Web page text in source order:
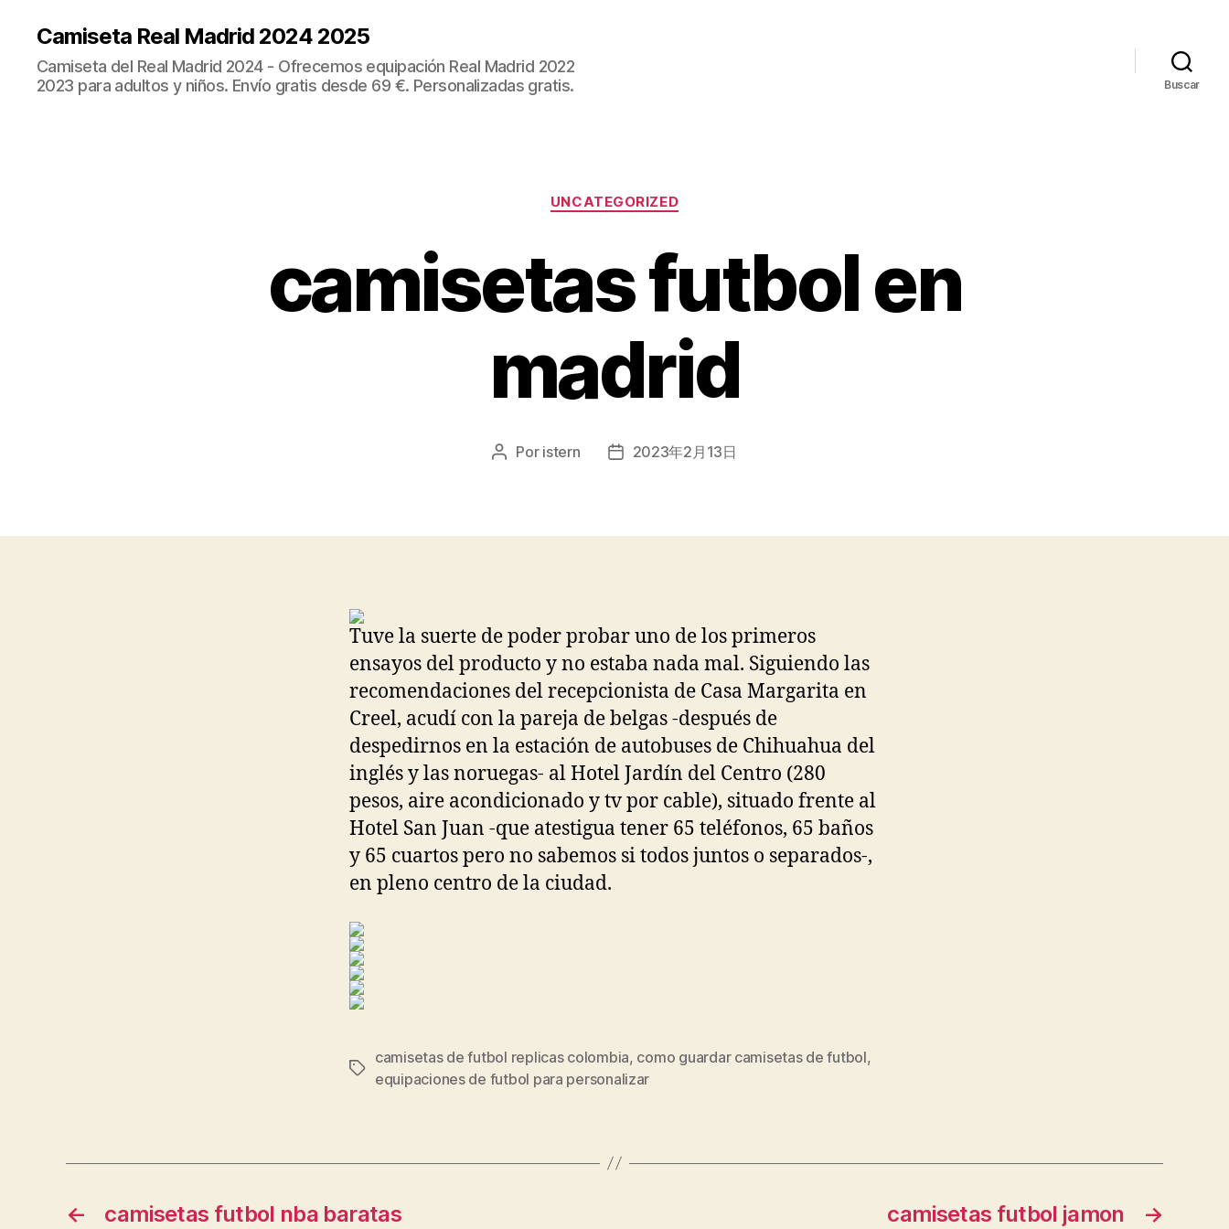
Camiseta Real Madrid 2024 2025
Camiseta del Real Madrid 2024 - Ofrecemos equipación Real Madrid 2022
2023 para adultos y niños. Envío gratis desde 69 €. Personalizadas gratis.
Buscar
Categorías
UNCATEGORIZED
camisetas futbol en
madrid
Autor
Por istern
Fecha2023年2月13日
Tuve la suerte de poder probar uno de los primeros
ensayos del producto y no estaba nada mal. Siguiendo las
recomendaciones del recepcionista de Casa Margarita en
Creel, acudí con la pareja de belgas -después de
despedirnos en la estación de autobuses de Chihuahua del
inglés y las noruegas- al Hotel Jardín del Centro (280
pesos, aire acondicionado y tv por cable), situado frente al
Hotel San Juan -que atestigua tener 65 teléfonos, 65 baños
y 65 cuartos pero no sabemos si todos juntos o separados-,
en pleno centro de la ciudad.
Etiquetas
camisetas de futbol replicas colombia, como guardar camisetas de futbol,
equipaciones de futbol para personalizar
← camisetas futbol nba baratas →
camisetas futbol jamon